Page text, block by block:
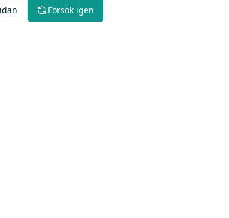
Försök igen